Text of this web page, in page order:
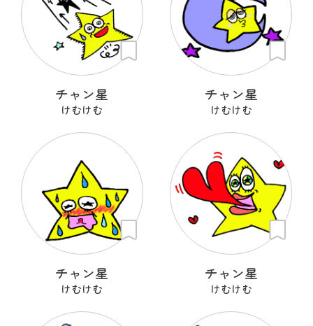
チャン星
けむけむ
チャン星
けむけむ
チャン星
けむけむ
チャン星
けむけむ